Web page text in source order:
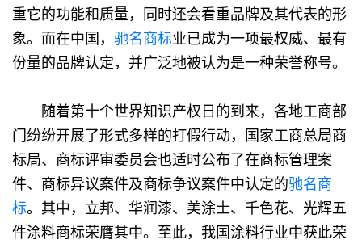
重它的功能和质量，同时还会看重品牌及其代表的形
象。而在中国， 驰名商标业已成为一项最权威、最有
份量的品牌认定，并广泛地被认为是一种荣誉称号。
随着第十个世界知识产权日的到来，各地工商部
门纷纷开展了形式多样的打假行动，国家工商总局商
标局、商标评审委员会也适时公布了在商标管理案
件、商标异议案件及商标争议案件中认定的驰名商
标。其中，立邦、华润漆、美涂士、千色花、光辉五
件涂料商标荣膺其中。至此，我国涂料行业中获此荣